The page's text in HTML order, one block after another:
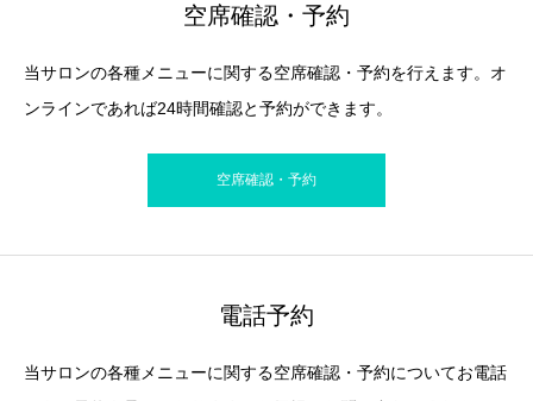
空席確認・予約
当サロンの各種メニューに関する空席確認・予約を行えます。オ
ンラインであれば24時間確認と予約ができます。
空席確認・予約
電話予約
当サロンの各種メニューに関する空席確認・予約についてお電話